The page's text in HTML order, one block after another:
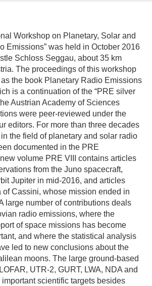
Workshop on Planetary, Solar and
Emissions” was held in October 2016
Schloss Seggau, about 35 km
The proceedings of this workshop
the book Planetary Radio Emissions
is a continuation of the “PRE silver
Austrian Academy of Sciences
were peer-reviewed under the
editors. For more than three decades
the field of planetary and solar radio
documented in the PRE
volume PRE VIII contains articles
from the Juno spacecraft,
Jupiter in mid-2016, and articles
of Cassini, whose mission ended in
large number of contributions deals
radio emissions, where the
of space missions has become
and where the statistical analysis
led to new conclusions about the
moons. The large ground-based
UTR-2, GURT, LWA, NDA and
scientific targets besides